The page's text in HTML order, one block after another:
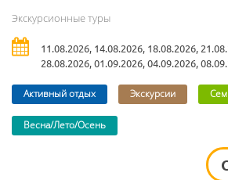
Экскурсионные туры
11.08.2026, 14.08.2026, 18.08.2026,
28.08.2026, 01.09.2026, 04.09.2026,
Активный отдых Экскурсии
Весна/Лето/Осень